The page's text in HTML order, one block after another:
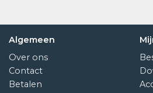
Algemeen
Over ons
Contact
Betalen